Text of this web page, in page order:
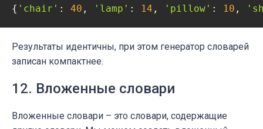
{ 'chair' : 40 , 'lamp' : 14 , 'pillow' : 10 ,
Результаты идентичны, при этом генератор словарей
записан компактнее.
12. Вложенные словари
Вложенные словари – это словари, содержащие